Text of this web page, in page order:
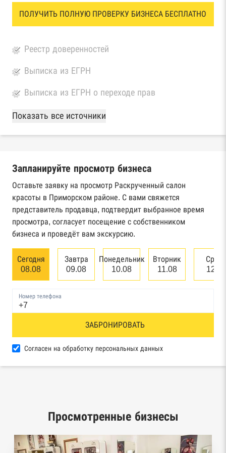
ПОЛУЧИТЬ ПОЛНУЮ ПРОВЕРКУ БИЗНЕСА БЕСПЛАТНО
Реестр доверенностей
Выписка из ЕГРН
Выписка из ЕГРН о переходе прав
База Росстата
Реестры ЕГРЮЛ и ЕГРИП Федеральной
Реестр государственных контрактов
Федерального казначейства
Картотека арбитражных дел Высшего
арбитражного суда
Единый федеральный реестр сведений о
банкротстве юридических лиц
Реестр товарных знаков и знаков обслуживания
База исполнительного производства
Реестры лицензий: Росалкоголь,
Росздравнадзор, Рособрнадзор, Роскомнадзор,
Роспотребнадзор, Росприроднадзор,
Показать все источники
Запланируйте просмотр бизнеса
Оставьте заявку на просмотр Раскрученный салон
красоты в Приморском районе. С вами свяжется
представитель продавца, подтвердит выбранное время
просмотра, согласует посещение с собственником
бизнеса и проведёт вам экскурсию.
Сегодня
08.08
Завтра
09.08
Понедельник
10.08
Вторник
11.08
12.08
Номер телефона
ЗАБРОНИРОВАТЬ
Согласен на обработку персональных данных
Просмотренные бизнесы